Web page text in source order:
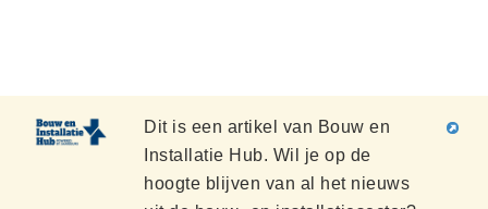
Dit is een artikel van Bouw en
Installatie Hub. Wil je op de
hoogte blijven van al het nieuws